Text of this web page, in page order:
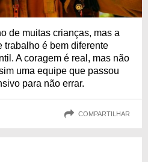
de muitas crianças, mas a
trabalho é bem diferente
A coragem é real, mas não
uma equipe que passou
para não errar.
COMPARTILHAR